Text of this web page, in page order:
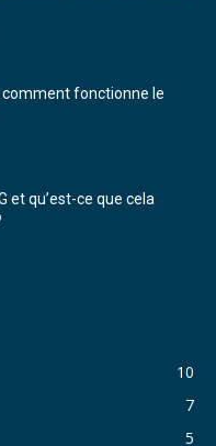
comment fonctionne le
et qu’est-ce que cela
10
7
5